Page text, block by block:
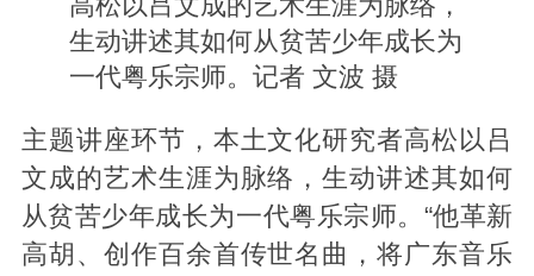
高松以吕文成的艺术生涯为脉络，
生动讲述其如何从贫苦少年成长为
一代粤乐宗师。记者 文波 摄
主题讲座环节，本土文化研究者高松以吕
文成的艺术生涯为脉络，生动讲述其如何
从贫苦少年成长为一代粤乐宗师。“他革新
高胡、创作百余首传世名曲，将广东音乐